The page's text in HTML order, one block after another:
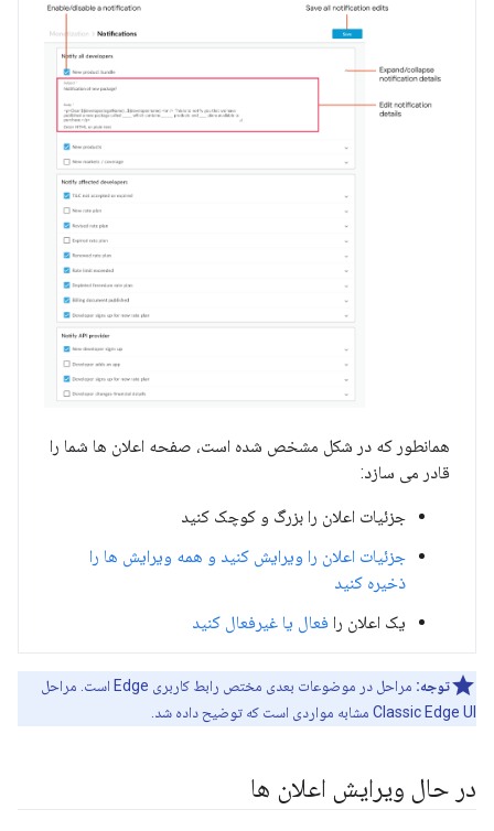
همانطور که در شکل مشخص شده است، صفحه اعلان ها شما را
قادر می سازد:
جزئیات اعلان را بزرگ و کوچک کنید
جزئیات اعلان را ویرایش کنید و همه ویرایش ها را
ذخیره کنید
یک اعلان را فعال یا غیرفعال کنید
توجه:
مراحل در موضوعات بعدی مختص رابط کاربری Edge است. مراحل
Classic Edge UI مشابه مواردی است که توضیح داده شد.
در حال ویرایش اعلان ها